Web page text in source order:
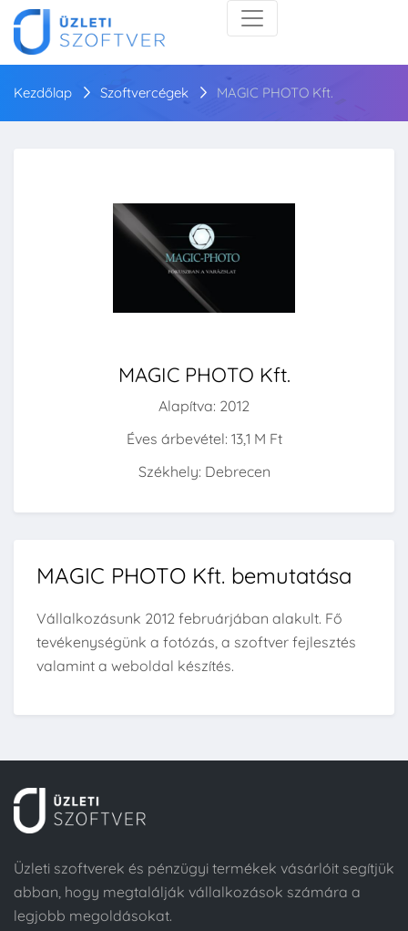
Kezdőlap Szoftvercégek MAGIC PHOTO Kft.
MAGIC PHOTO Kft.
Alapítva: 2012
Éves árbevétel: 13,1 M Ft
Székhely: Debrecen
MAGIC PHOTO Kft. bemutatása
Vállalkozásunk 2012 februárjában alakult. Fő
tevékenységünk a fotózás, a szoftver fejlesztés
valamint a weboldal készítés.
Üzleti szoftverek és pénzügyi termékek vásárlóit segítjük
abban, hogy megtalálják vállalkozások számára a
legjobb megoldásokat.